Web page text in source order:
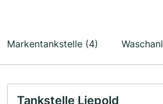
Markentankstelle (4)
Tankstelle Liepold